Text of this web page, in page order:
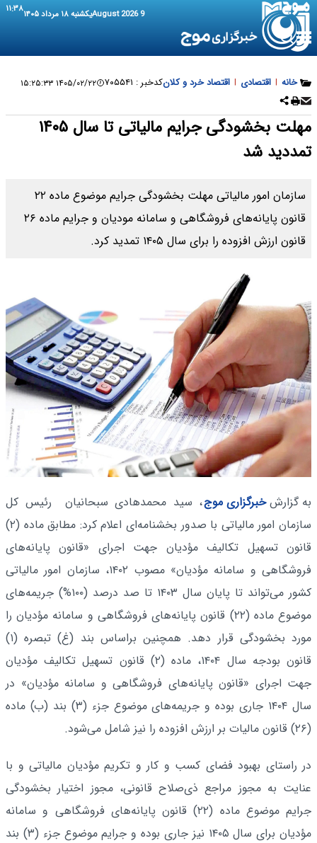
9 August 2026 یکشنبه ۱۸ مرداد ۱۴۰۵ ۱۱:۳۸
خانه | اقتصادی | اقتصاد خرد و کلانکدخبر : ۷۰۵۵۴۱ ۱۴۰۵/۰۲/۲۲ ۱۵:۲۵:۳۳
مهلت بخشودگی جرایم مالیاتی تا سال ۱۴۰۵
تمددید شد
سازمان امور مالیاتی مهلت بخشودگی جرایم موضوع ماده ۲۲
قانون پایانه‌های فروشگاهی و سامانه مودیان و جرایم ماده ۲۶
قانون ارزش افزوده را برای سال ۱۴۰۵ تمدید کرد.
به گزارشخبرگزاری موج، سید محمدهادی سبحانیان رئیس کل
سازمان امور مالیاتی با صدور بخشنامه‌ای اعلام کرد: مطابق ماده (۲)
قانون تسهیل تکالیف مؤدیان جهت اجرای «قانون پایانه‌های
فروشگاهی و سامانه مؤدیان» مصوب ۱۴۰۲، سازمان امور مالیاتی
کشور می‌تواند تا پایان سال ۱۴۰۳ تا صد درصد (۱۰۰%) جریمه‌های
موضوع ماده (۲۲) قانون پایانه‌های فروشگاهی و سامانه مؤدیان را
مورد بخشودگی قرار دهد. همچنین براساس بند (غ) تبصره (۱)
قانون بودجه سال ۱۴۰۴، ماده (۲) قانون تسهیل تکالیف مؤدیان
جهت اجرای «قانون پایانه‌های فروشگاهی و سامانه مؤدیان» در
سال ۱۴۰۴ جاری بوده و جریمه‌های موضوع جزء (۳) بند (ب) ماده
(۲۶) قانون مالیات بر ارزش افزوده را نیز شامل می‌شود.
در راستای بهبود فضای کسب و کار و تکریم مؤدیان مالیاتی و با
عنایت به مجوز مراجع ذی‌صلاح قانونی، مجوز اختیار بخشودگی
جرایم موضوع ماده (۲۲) قانون پایانه‌های فروشگاهی و سامانه
مؤدیان برای سال ۱۴۰۵ نیز جاری بوده و جرایم موضوع جزء (۳) بند